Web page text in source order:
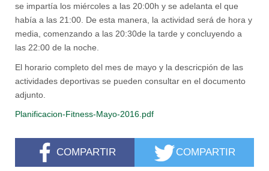
se impartía los miércoles a las 20:00h y se adelanta el que
había a las 21:00. De esta manera, la actividad será de hora y
media, comenzando a las 20:30de la tarde y concluyendo a
las 22:00 de la noche.
El horario completo del mes de mayo y la descricpión de las
actividades deportivas se pueden consultar en el documento
adjunto.
Planificacion-Fitness-Mayo-2016.pdf
COMPARTIR COMPARTIR